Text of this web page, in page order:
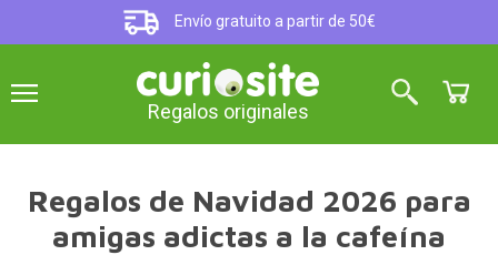
Envío gratuito a partir de 50€
Regalos originales
Regalos de Navidad 2026 para
amigas adictas a la cafeína